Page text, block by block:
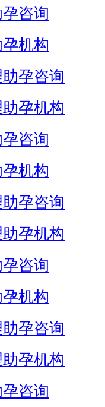
咨询
机构
孕咨询
孕机构
咨询
机构
孕咨询
孕机构
咨询
机构
孕咨询
孕机构
咨询